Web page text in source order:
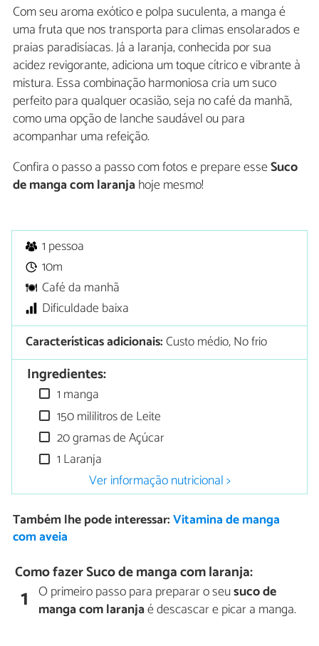
Com seu aroma exótico e polpa suculenta, a manga é
uma fruta que nos transporta para climas ensolarados e
praias paradisíacas. Já a laranja, conhecida por sua
acidez revigorante, adiciona um toque cítrico e vibrante à
mistura. Essa combinação harmoniosa cria um suco
perfeito para qualquer ocasião, seja no café da manhã,
como uma opção de lanche saudável ou para
acompanhar uma refeição.
Confira o passo a passo com fotos e prepare esseSuco
de manga com laranjahoje mesmo!
1 pessoa
10m
Café da manhã
Dificuldade baixa
Características adicionais:Custo médio, No frio
Ingredientes:
1 manga
150 mililitros de Leite
20 gramas de Açúcar
1 Laranja
Ver informação nutricional >
Também lhe pode interessar:Vitamina de manga
com aveia
Como fazer Suco de manga com laranja:
1 O primeiro passo para preparar o seusuco de
manga com laranjaé descascar e picar a manga.